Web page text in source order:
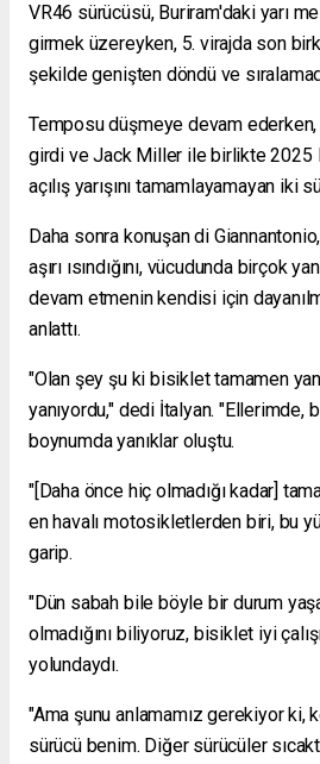
VR46 sürücüsü, Buriram'daki yarı
girmek üzereyken, 5. virajda son
şekilde genişten döndü ve
Temposu düşmeye devam
girdi veJack Miller ile birlikte 2025
açılış yarışını tamamlayamayan iki
Daha sonra konuşan di
aşırı ısındığını, vücudunda birçok
devam etmenin kendisi için
anlattı.
"Olan şey şu ki bisiklet tamamen
yanıyordu," dedi İtalyan. "Ellerimde,
boynumda yanıklar oluştu.
"[Daha önce hiç olmadığı kadar]
en havalı motosikletlerden biri, bu
garip.
"Dün sabah bile böyle bir durum
olmadığını biliyoruz, bisiklet iyi
yolundaydı.
"Ama şunu anlamamız gerekiyor ki,
sürücü benim. Diğer sürücüler